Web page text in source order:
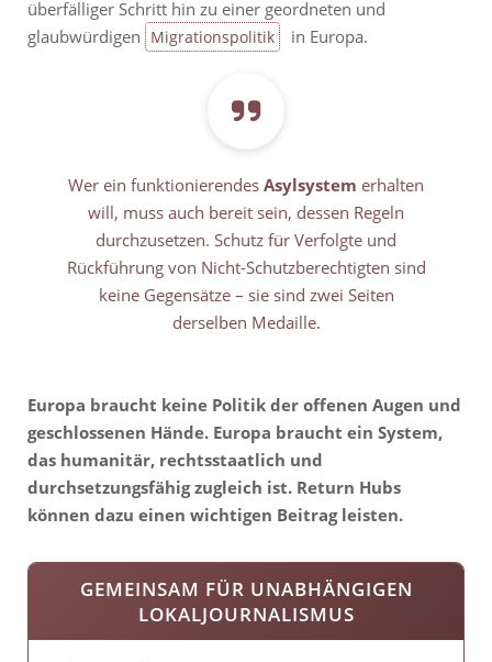
überfälliger Schritt hin zu einer geordneten und
glaubwürdigen Migrationspolitik in Europa.
Wer ein funktionierendes Asylsystem erhalten
will, muss auch bereit sein, dessen Regeln
durchzusetzen. Schutz für Verfolgte und
Rückführung von Nicht-Schutzberechtigten sind
keine Gegensätze – sie sind zwei Seiten
derselben Medaille.
Europa braucht keine Politik der offenen Augen und
geschlossenen Hände. Europa braucht ein System,
das humanitär, rechtsstaatlich und
durchsetzungsfähig zugleich ist. Return Hubs
können dazu einen wichtigen Beitrag leisten.
GEMEINSAM FÜR UNABHÄNGIGEN
LOKALJOURNALISMUS